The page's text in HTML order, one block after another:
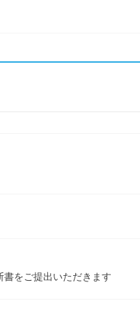
をご提出いただきます